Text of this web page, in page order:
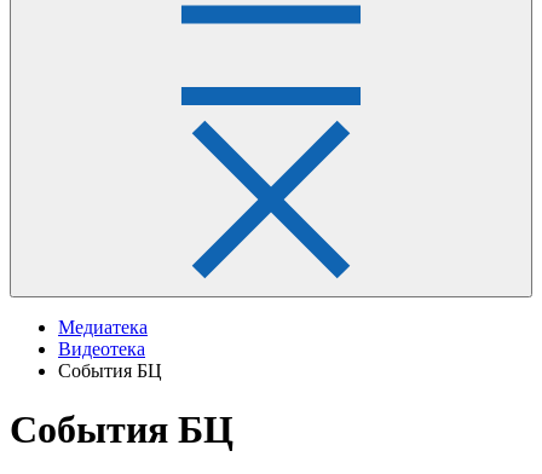
Медиатека
Видеотека
События БЦ
События БЦ